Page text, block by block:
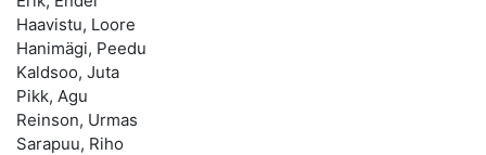
Haavistu, Loore
Hanimägi, Peedu
Kaldsoo, Juta
Pikk, Agu
Reinson, Urmas
Sarapuu, Riho